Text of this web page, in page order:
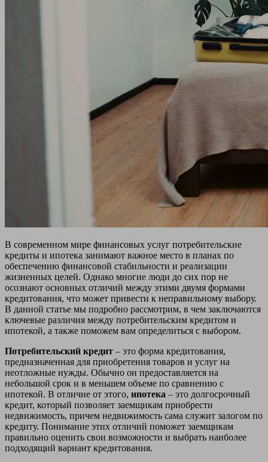
В современном мире финансовых услуг потребительские
кредиты и ипотека занимают важное место в планах по
обеспечению финансовой стабильности и реализации
жизненных целей. Однако многие люди до сих пор не
осознают основных отличий между этими двумя формами
кредитования, что может привести к неправильному выбору.
В данной статье мы подробно рассмотрим, в чем заключаются
ключевые различия между потребительским кредитом и
ипотекой, а также поможем вам определиться с выбором.
Потребительский кредит – это форма кредитования,
предназначенная для приобретения товаров и услуг на
неотложные нужды. Обычно он предоставляется на
небольшой срок и в меньшем объеме по сравнению с
ипотекой. В отличие от этого, ипотека – это долгосрочный
кредит, который позволяет заемщикам приобрести
недвижимость, причем недвижимость сама служит залогом по
кредиту. Понимание этих отличий поможет заемщикам
правильно оценить свои возможности и выбрать наиболее
подходящий вариант кредитования.